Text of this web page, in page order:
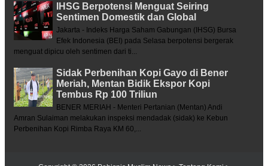
IHSG Berpotensi Menguat Seiring
Sentimen Domestik dan Global
Jakarta - Indeks Harga Saham Gabungan (IHSG) Bursa
Efek Indonesia (BEI) pada Selasa berpotensi bergerak
menguat dipicu oleh sentimen dari ti...
Sidak Perbenihan Kopi Gayo di Bener
Meriah, Mentan Bidik Ekspor Kopi
Tembus Rp 100 Triliun
BENER MERIAH - Menteri Pertanian (Mentan) Andi
Amran Sulaiman melakukan inspeksi mendadak (sidak) ke Kebun
Perbenihan Kopi Rimba Raya KM 60,...